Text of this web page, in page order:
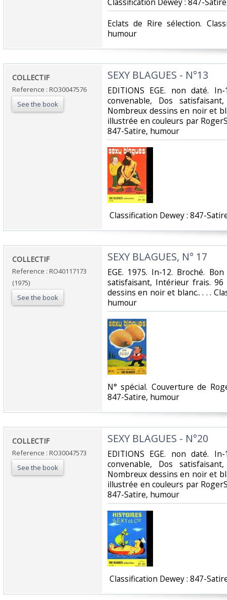
‎Eclats de Rire sélection.
humour‎
‎COLLECTIF‎
Reference : RO30047576
See the book
‎SEXY BLAGUES - N°13‎
‎EDITIONS EGE. non daté.
convenable, Dos
Nombreux dessins en noir et
illustrée en couleurs par
847-Satire, humour‎
Classification Dewey : 847-
‎COLLECTIF‎
Reference : RO40117173
(1975)
See the book
‎SEXY BLAGUES, N° 17‎
‎EGE. 1975. In-12. Broché.
satisfaisant, Intérieur frais.
dessins en noir et blanc.. . . .
humour‎
‎N° spécial. Couverture de
847-Satire, humour‎
‎COLLECTIF‎
Reference : RO30047573
See the book
‎SEXY BLAGUES - N°20‎
‎EDITIONS EGE. non daté.
convenable, Dos
Nombreux dessins en noir et
illustrée en couleurs par
847-Satire, humour‎
Classification Dewey : 847-